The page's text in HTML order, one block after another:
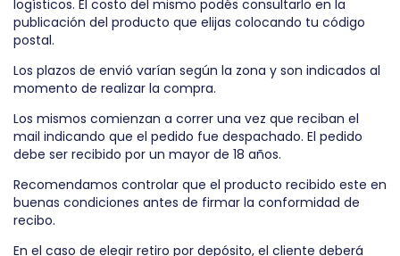
logísticos. El costo del mismo podés consultarlo en la
publicación del producto que elijas colocando tu código
postal.
Los plazos de envió varían según la zona y son indicados al
momento de realizar la compra.
Los mismos comienzan a correr una vez que reciban el
mail indicando que el pedido fue despachado. El pedido
debe ser recibido por un mayor de 18 años.
Recomendamos controlar que el producto recibido este en
buenas condiciones antes de firmar la conformidad de
recibo.
En el caso de elegir retiro por depósito, el cliente deberá